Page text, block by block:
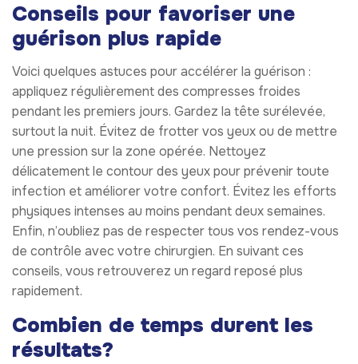
Conseils pour favoriser une
guérison plus rapide
Voici quelques astuces pour accélérer la guérison :
appliquez régulièrement des compresses froides
pendant les premiers jours. Gardez la tête surélevée,
surtout la nuit. Évitez de frotter vos yeux ou de mettre
une pression sur la zone opérée. Nettoyez
délicatement le contour des yeux pour prévenir toute
infection et améliorer votre confort. Évitez les efforts
physiques intenses au moins pendant deux semaines.
Enfin, n’oubliez pas de respecter tous vos rendez-vous
de contrôle avec votre chirurgien. En suivant ces
conseils, vous retrouverez un regard reposé plus
rapidement.
Combien de temps durent les
résultats?